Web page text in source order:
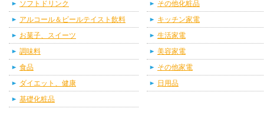
ソフトドリンク
アルコール＆ビールテイスト飲料
お菓子、スイーツ
調味料
食品
ダイエット、健康
基礎化粧品
その他化粧品
キッチン家電
生活家電
美容家電
その他家電
日用品